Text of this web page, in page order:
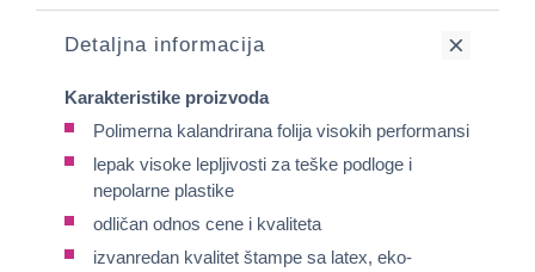
Detaljna informacija
Karakteristike proizvoda
Polimerna kalandrirana folija visokih performansi
lepak visoke lepljivosti za teške podloge i
nepolarne plastike
odličan odnos cene i kvaliteta
izvanredan kvalitet štampe sa latex, eko-